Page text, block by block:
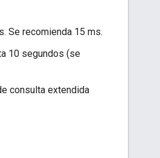
Se recomienda 15 ms.
10 segundos (se
consulta extendida